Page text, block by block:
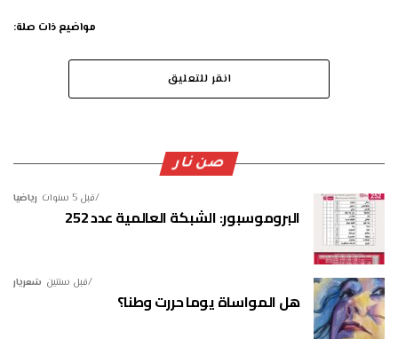
مواضيع ذات صلة:
انقر للتعليق
صن نار
رياضيا قبل 5 سنوات
البروموسبور: الشبكة العالمية عدد 252
شعريار قبل سنتين
هل المواساة يوما حررت وطنا؟